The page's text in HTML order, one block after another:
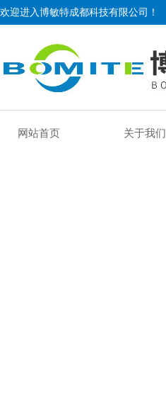
欢迎进入博敏特成都科技有限公司！
网站首页 关于我们